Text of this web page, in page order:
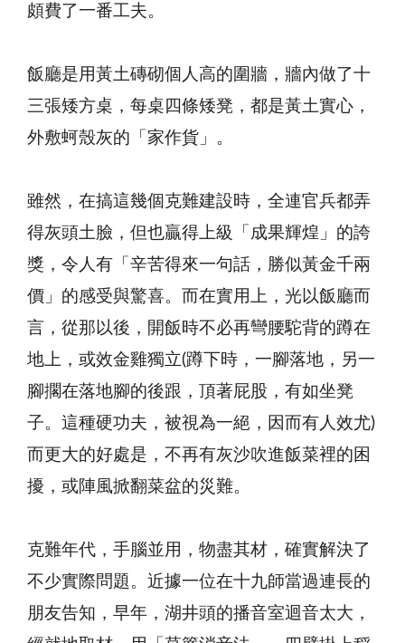
頗費了一番工夫。
飯廳是用黃土磚砌個人高的圍牆，牆內做了十
三張矮方桌，每桌四條矮凳，都是黃土實心，
外敷蚵殼灰的「家作貨」。
雖然，在搞這幾個克難建設時，全連官兵都弄
得灰頭土臉，但也贏得上級「成果輝煌」的誇
獎，令人有「辛苦得來一句話，勝似黃金千兩
價」的感受與驚喜。而在實用上，光以飯廳而
言，從那以後，開飯時不必再彎腰駝背的蹲在
地上，或效金雞獨立(蹲下時，一腳落地，另一
腳擱在落地腳的後跟，頂著屁股，有如坐凳
子。這種硬功夫，被視為一絕，因而有人效尤)
而更大的好處是，不再有灰沙吹進飯菜裡的困
擾，或陣風掀翻菜盆的災難。
克難年代，手腦並用，物盡其材，確實解決了
不少實際問題。近據一位在十九師當過連長的
朋友告知，早年，湖井頭的播音室迴音太大，